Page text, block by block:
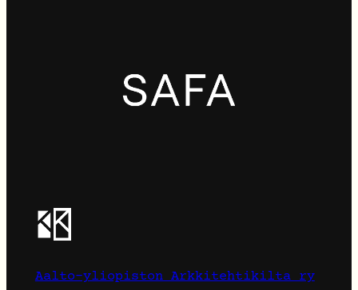
Aalto-yliopiston Arkkitehtikilta ry